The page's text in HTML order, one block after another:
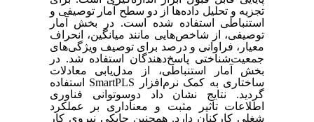
تجزیه و تحلیل داده‌ها از دو سطح آمار توصیفی و
استنباطی استفاده شده است. در بخش آمار
توصیفی، از شاخص‌هایی مانند میانگین، انحراف
معیار، فراوانی و درصد برای توصیف ویژگی‌های
جمعیت‌شناختی پاسخ‌دهندگان استفاده شد. در
بخش آمار استنباطی، از مدل‌یابی معادلات
ساختاری به کمک نرم‌افزار SmartPLS استفاده
گردید. نتایج نشان داد دوسوتوانی فناوری
اطلاعات تاثیر مثبت و معناداری بر عملکرد
شغلی کارکنان دارد. همچنین چابکی نیروی کار